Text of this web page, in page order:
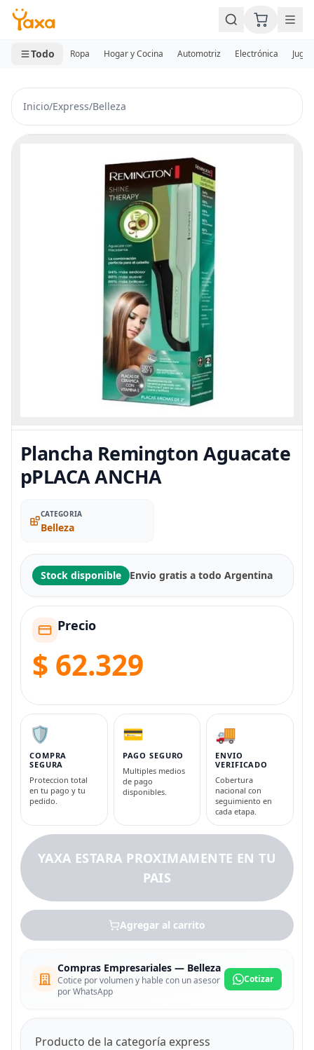
MINI CARRITO
0 productos
Todo Ropa Hogar y Cocina Automotriz Electrónica
Inicio/Express/Belleza
Plancha Remington Aguacate
pPLACA ANCHA
CATEGORIA
Belleza
Stock disponible Envio gratis a todo Argentina
Precio
$ 62.329
🛡️
COMPRA
SEGURA
Proteccion total
en tu pago y tu
pedido.
💳
PAGO SEGURO
Multiples medios
de pago
disponibles.
🚚
ENVIO
VERIFICADO
Cobertura
nacional con
seguimiento en
cada etapa.
YAXA ESTARA PROXIMAMENTE EN TU
PAIS
Agregar al carrito
Compras Empresariales — Belleza
Cotice por volumen y hable con un asesor
por WhatsApp
Cotizar
Producto de la categoría express